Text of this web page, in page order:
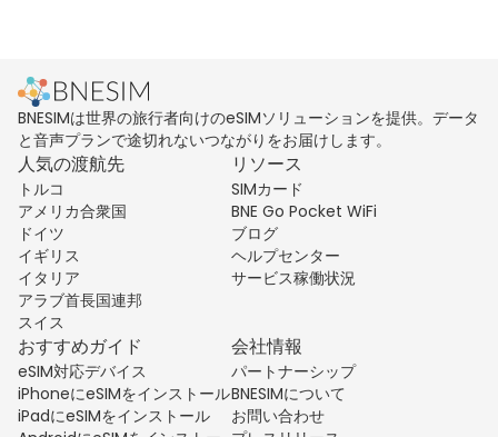
BNESIMは世界の旅行者向けのeSIMソリューションを提供。データ
と音声プランで途切れないつながりをお届けします。
人気の渡航先
トルコ
アメリカ合衆国
ドイツ
イギリス
イタリア
アラブ首長国連邦
スイス
リソース
SIMカード
BNE Go Pocket WiFi
ブログ
ヘルプセンター
サービス稼働状況
おすすめガイド
eSIM対応デバイス
iPhoneにeSIMをインストール
iPadにeSIMをインストール
会社情報
パートナーシップ
BNESIMについて
お問い合わせ